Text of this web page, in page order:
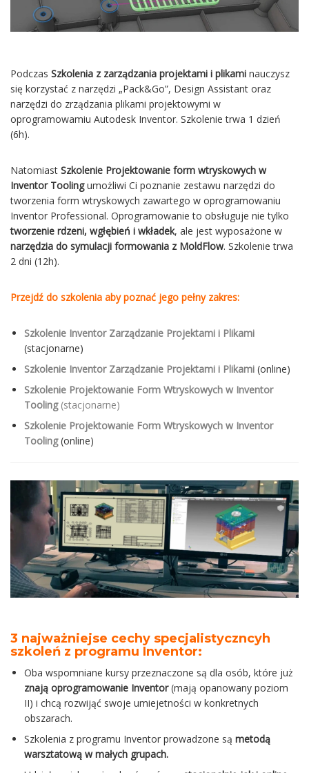
Podczas Szkolenia z zarządzania projektami i plikami nauczysz
się korzystać z narzędzi „Pack&Go”, Design Assistant oraz
narzędzi do zrządzania plikami projektowymi w
oprogramowamiu Autodesk Inventor. Szkolenie trwa 1 dzień
(6h).
Natomiast Szkolenie Projektowanie form wtryskowych w
Inventor Toolingumożliwi Ci poznanie zestawu narzędzi do
tworzenia form wtryskowych zawartego w oprogramowaniu
Inventor Professional. Oprogramowanie to obsługuje nie tylko
tworzenie rdzeni, wgłębień i wkładek, ale jest wyposażone w
narzędzia do symulacji formowania z MoldFlow. Szkolenie trwa
2 dni (12h).
Przejdź do szkolenia aby poznać jego pełny zakres:
Szkolenie Inventor Zarządzanie Projektami i Plikami
(stacjonarne)
Szkolenie Inventor Zarządzanie Projektami i Plikami (online)
Szkolenie Projektowanie Form Wtryskowych w Inventor
Tooling(stacjonarne)
Szkolenie Projektowanie Form Wtryskowych w Inventor
Tooling(online)
3 najważniejse cechy specjalistyczncyh
szkoleń z programu Inventor:
Oba wspomniane kursy przeznaczone są dla osób, które już
znają oprogramowanie Inventor(mają opanowany poziom
II) i chcą rozwijąć swoje umiejetności w konkretnych
obszarach.
Szkolenia z programu Inventor prowadzone są metodą
warsztatową w małych grupach.